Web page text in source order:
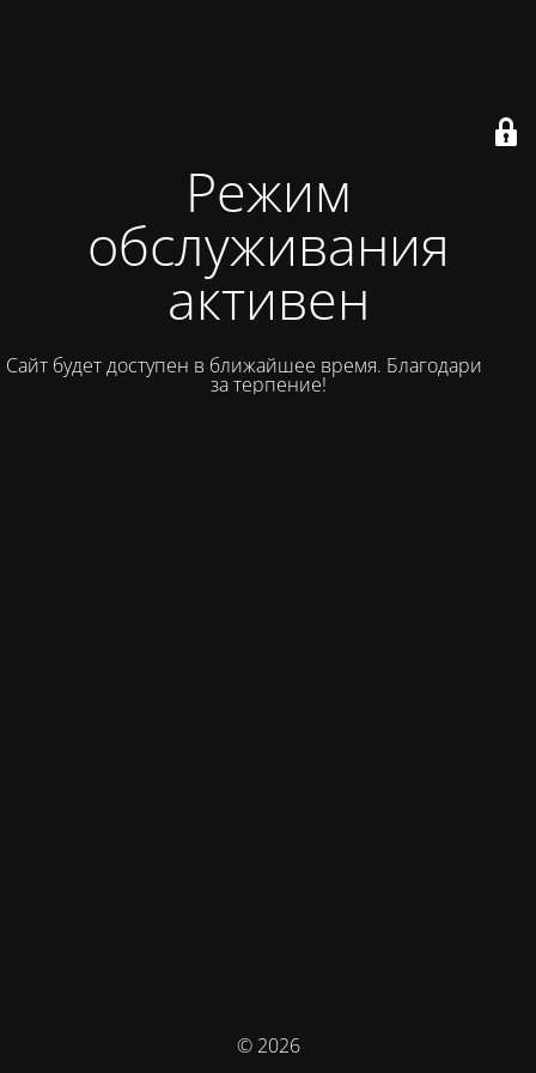
Режим
обслуживания
активен
Сайт будет доступен в ближайшее время. Благодарим вас
за терпение!
© 2026